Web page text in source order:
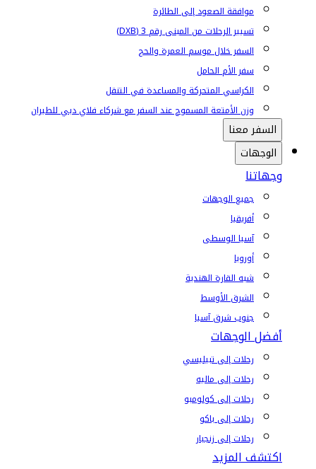
موافقة الصعود إلى الطائرة
تسيير الرحلات من المبنى رقم 3 (DXB)
السفر خلال موسم العمرة والحج
سفر الأم الحامل
الكراسي المتحركة والمساعدة في التنقل
وزن الأمتعة المسموح عند السفر مع شركاء فلاي دبي للطيران
السفر معنا
الوجهات
وجهاتنا
جميع الوجهات
أفريقيا
آسيا الوسطى
أوروبا
شبه القارة الهندية
الشرق الأوسط
جنوب شرق آسيا
أفضل الوجهات
رحلات إلى تبيليسي
رحلات إلى ماليه
رحلات إلى كولومبو
رحلات إلى باكو
رحلات إلى زنجبار
اكتشف المزيد